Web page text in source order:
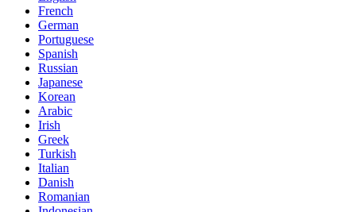
French
German
Portuguese
Spanish
Russian
Japanese
Korean
Arabic
Irish
Greek
Turkish
Italian
Danish
Romanian